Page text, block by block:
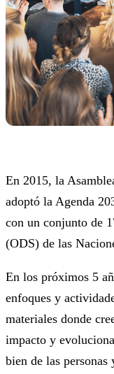
En 2015, la
adoptó la Agenda
con un conjunto de
(ODS) de las
En los próximos 5
enfoques y
materiales donde
impacto y
bien de las